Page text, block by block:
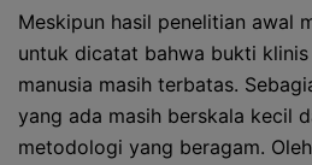
Meskipun hasil penelitian awal
untuk dicatat bahwa bukti
manusia masih terbatas.
yang ada masih berskala kecil
metodologi yang beragam.